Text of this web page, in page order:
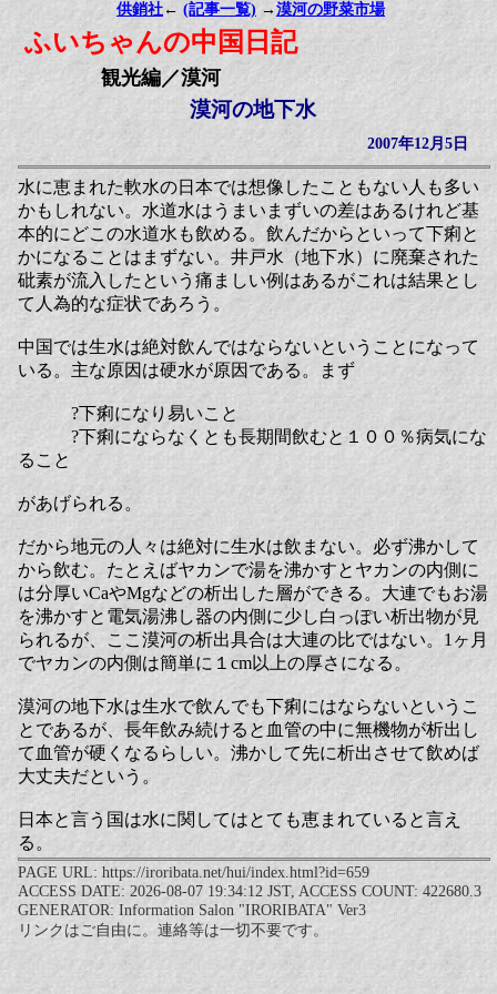
供銷社 ← (記事一覧) → 漠河の野菜市場
ふいちゃんの中国日記
観光編／漠河
漠河の地下水
2007年12月5日
水に恵まれた軟水の日本では想像したこともない人も多い
かもしれない。水道水はうまいまずいの差はあるけれど基
本的にどこの水道水も飲める。飲んだからといって下痢と
かになることはまずない。井戸水（地下水）に廃棄された
砒素が流入したという痛ましい例はあるがこれは結果とし
て人為的な症状であろう。
中国では生水は絶対飲んではならないということになって
いる。主な原因は硬水が原因である。まず
?下痢になり易いこと
?下痢にならなくとも長期間飲むと１００％病気にな
ること
があげられる。
だから地元の人々は絶対に生水は飲まない。必ず沸かして
から飲む。たとえばヤカンで湯を沸かすとヤカンの内側に
は分厚いCaやMgなどの析出した層ができる。大連でもお湯
を沸かすと電気湯沸し器の内側に少し白っぽい析出物が見
られるが、ここ漠河の析出具合は大連の比ではない。1ヶ月
でヤカンの内側は簡単に１cm以上の厚さになる。
漠河の地下水は生水で飲んでも下痢にはならないというこ
とであるが、長年飲み続けると血管の中に無機物が析出し
て血管が硬くなるらしい。沸かして先に析出させて飲めば
大丈夫だという。
日本と言う国は水に関してはとても恵まれていると言え
る。